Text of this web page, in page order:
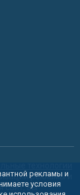
рекламы и
сайт, вы
рекламы и
условия